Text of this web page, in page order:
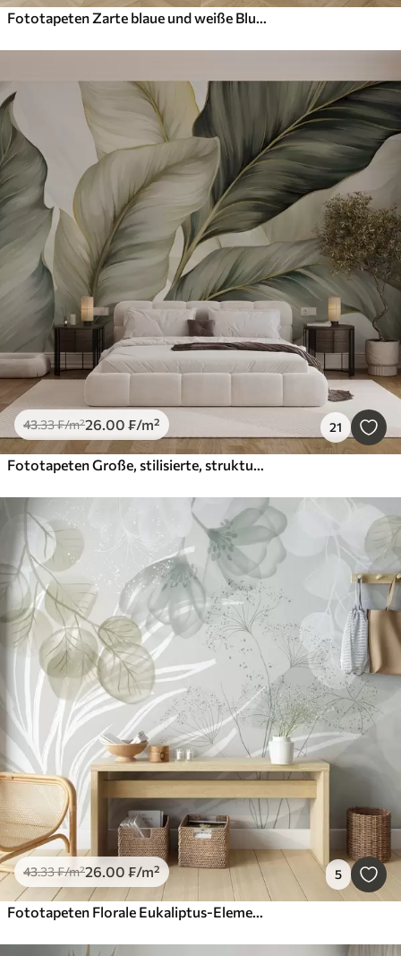
Fototapeten Zarte blaue und weiße Blumenzweige mit weichem, unscharfem Aquarellhintergrund
43.33₣/m²26.00 ₣/m² 21
Fototapeten Große, stilisierte, strukturierte Blätter mit detaillierten Adern in verschiedenen Grün-, Creme- und Beigetönen
43.33₣/m²26.00 ₣/m² 5
Fototapeten Florale Eukaliptus-Elemente in Grün- und Weißtönen mit sich überlappenden Blättern und Blütenblättern im minimalistischen Stil